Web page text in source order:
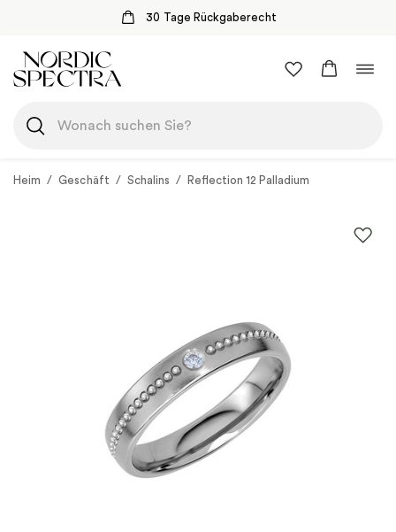
30 Tage Rückgaberecht
Inhalt
springen
Heim / Geschäft / Schalins / Reflection 12 Palladium